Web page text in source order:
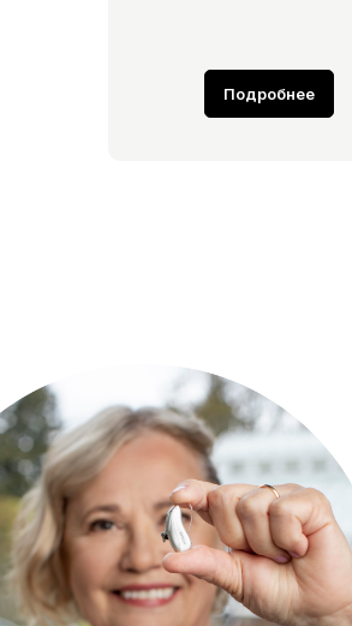
Подробнее
Полное погружение
важно хорошо понимать окружающих.
Phonak Lumity с уникальной
технологией SmartSpeech улучшает
понимание речи и точнее
фокусируется на том, что вы хотите
услышать.
Узнайте больше о Audéo Lumity